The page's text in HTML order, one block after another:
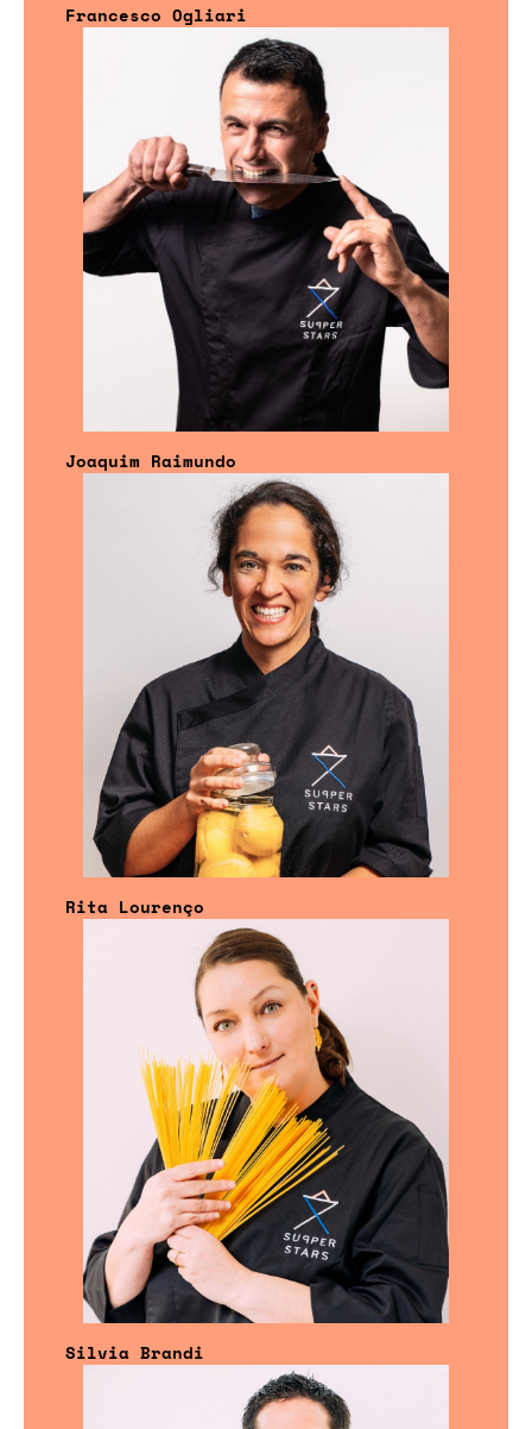
Francesco Ogliari
Joaquim Raimundo
Rita Lourenço
Silvia Brandi